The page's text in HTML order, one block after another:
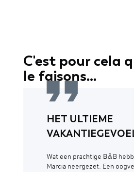
C'est pour cela
le faisons...
HET ULTIEME
Wat een prachtige B&B
Marcia neergezet. Een